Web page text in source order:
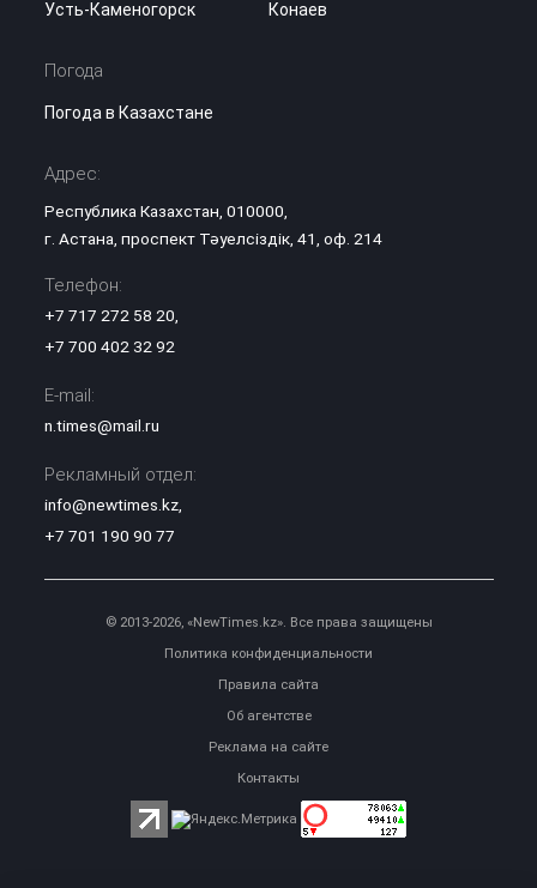
Усть-Каменогорск
Конаев
Погода
Погода в Казахстане
Адрес:
Республика Казахстан, 010000,
г. Астана, проспект Тәуелсіздік, 41, оф. 214
Телефон:
+7 717 272 58 20,
+7 700 402 32 92
E-mail:
n.times@mail.ru
Рекламный отдел:
info@newtimes.kz,
+7 701 190 90 77
© 2013-2026, «NewTimes.kz». Все права защищены
Политика конфиденциальности
Правила сайта
Об агентстве
Реклама на сайте
Контакты